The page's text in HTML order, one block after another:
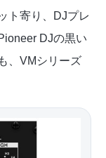
ト寄り、DJプレ
DJの黒い
、VMシリーズ